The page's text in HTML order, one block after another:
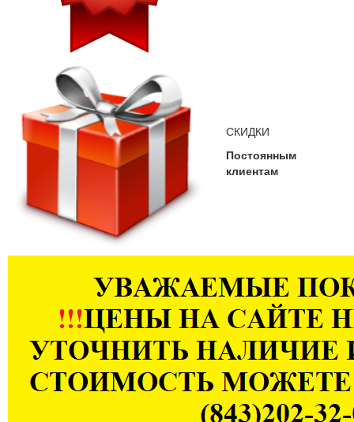
СКИДКИ
Постоянным
клиентам